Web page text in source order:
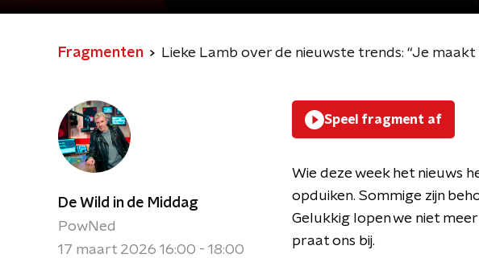
Fragmenten Lieke Lamb over de nieuwste trends: “Je
De Wild in de Middag
PowNed
17 maart 2026 16:00 - 18:00
Speel fragment af
Wie deze week het nieuws
opduiken. Sommige zijn
Gelukkig lopen we niet
praat ons bij.